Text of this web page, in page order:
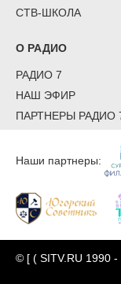
СТВ-ШКОЛА
О РАДИО
РАДИО 7
НАШ ЭФИР
ПАРТНЕРЫ РАДИО
Наши партнеры:
© [ ( SITV.RU 1990 -